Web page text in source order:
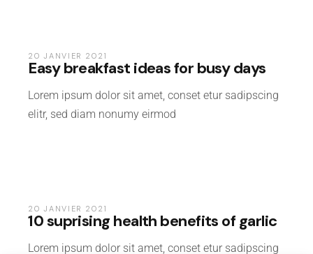
20 JANVIER 2021
Easy breakfast ideas for busy days
Lorem ipsum dolor sit amet, conset etur sadipscing
elitr, sed diam nonumy eirmod
20 JANVIER 2021
10 suprising health benefits of garlic
Lorem ipsum dolor sit amet, conset etur sadipscing